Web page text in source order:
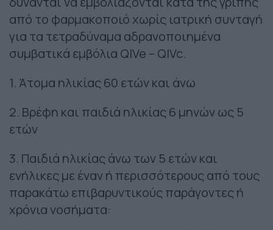
από το φαρμακοποιό χωρίς ιατρική συνταγή
για τα τετραδύναμα αδρανοποιημένα
συμβατικά εμβόλια QIVe – QIVc.
1. Άτομα ηλικίας 60 ετών και άνω
2. Βρέφη και παιδιά ηλικίας 6 μηνών ως 5
ετών
3. Παιδιά ηλικίας άνω των 5 ετών και
ενήλικες με έναν ή περισσότερους από τους
παρακάτω επιβαρυντικούς παράγοντες ή
χρόνια νοσήματα: